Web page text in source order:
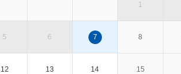
1
5 6 7 8
12 13 14 15